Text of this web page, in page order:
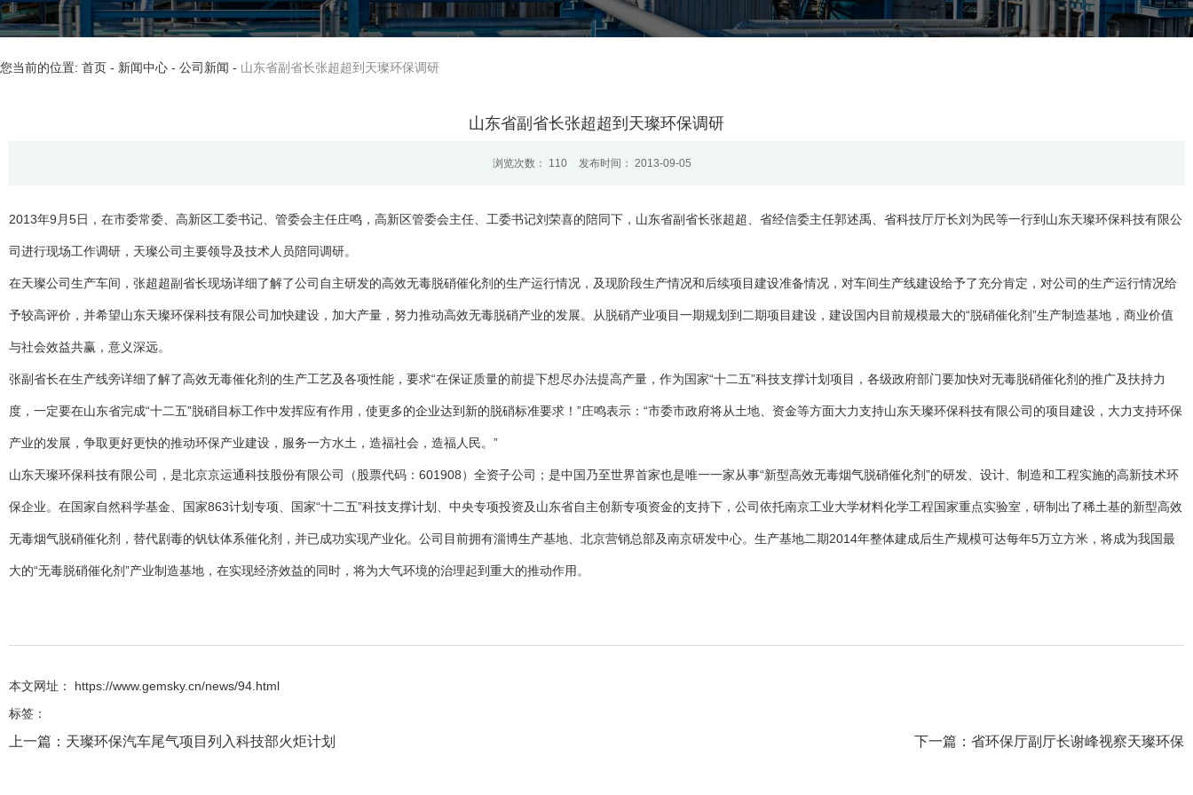
您当前的位置: 首页 - 新闻中心 - 公司新闻 - 山东省副省长张超超到天璨环保调研
山东省副省长张超超到天璨环保调研
浏览次数： 110 发布时间： 2013-09-05
2013年9月5日，在市委常委、高新区工委书记、管委会主任庄鸣，高新区管委会主任、工委书记刘荣喜的陪同下，山东省副省长张超超、省经信委主任郭述禹、省科技厅厅长刘为民等一行到山东天璨环保科技有限公
司进行现场工作调研，天璨公司主要领导及技术人员陪同调研。
在天璨公司生产车间，张超超副省长现场详细了解了公司自主研发的高效无毒脱硝催化剂的生产运行情况，及现阶段生产情况和后续项目建设准备情况，对车间生产线建设给予了充分肯定，对公司的生产运行情况给
予较高评价，并希望山东天璨环保科技有限公司加快建设，加大产量，努力推动高效无毒脱硝产业的发展。从脱硝产业项目一期规划到二期项目建设，建设国内目前规模最大的“脱硝催化剂”生产制造基地，商业价值
与社会效益共赢，意义深远。
张副省长在生产线旁详细了解了高效无毒催化剂的生产工艺及各项性能，要求“在保证质量的前提下想尽办法提高产量，作为国家“十二五”科技支撑计划项目，各级政府部门要加快对无毒脱硝催化剂的推广及扶持力
度，一定要在山东省完成“十二五”脱硝目标工作中发挥应有作用，使更多的企业达到新的脱硝标准要求！”庄鸣表示：“市委市政府将从土地、资金等方面大力支持山东天璨环保科技有限公司的项目建设，大力支持环保
产业的发展，争取更好更快的推动环保产业建设，服务一方水土，造福社会，造福人民。”
山东天璨环保科技有限公司，是北京京运通科技股份有限公司（股票代码：601908）全资子公司；是中国乃至世界首家也是唯一一家从事“新型高效无毒烟气脱硝催化剂”的研发、设计、制造和工程实施的高新技术环
保企业。在国家自然科学基金、国家863计划专项、国家“十二五”科技支撑计划、中央专项投资及山东省自主创新专项资金的支持下，公司依托南京工业大学材料化学工程国家重点实验室，研制出了稀土基的新型高效
无毒烟气脱硝催化剂，替代剧毒的钒钛体系催化剂，并已成功实现产业化。公司目前拥有淄博生产基地、北京营销总部及南京研发中心。生产基地二期2014年整体建成后生产规模可达每年5万立方米，将成为我国最
大的“无毒脱硝催化剂”产业制造基地，在实现经济效益的同时，将为大气环境的治理起到重大的推动作用。
本文网址： https://www.gemsky.cn/news/94.html
标签：
上一篇： 天璨环保汽车尾气项目列入科技部火炬计划 下一篇： 省环保厅副厅长谢峰视察天璨环保